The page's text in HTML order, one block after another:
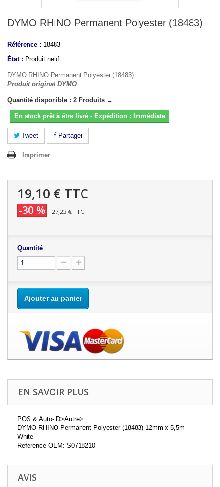
DYMO RHINO Permanent Polyester (18483)
Référence : 18483
État : Produit neuf
DYMO RHINO Permanent Polyester (18483)
Produit original DYMO
Quantité disponible : 2 Produits →
En stock prêt à être livré - Expédition : Immédiate
Tweet Partager
Imprimer
19,10 € TTC
-30 % 27,23 €TTC
Quantité
Ajouter au panier
EN SAVOIR PLUS
POS & Auto-ID>Autre>:
DYMO RHINO Permanent Polyester (18483) 12mm x 5,5m
White
Reference OEM: S0718210
AVIS